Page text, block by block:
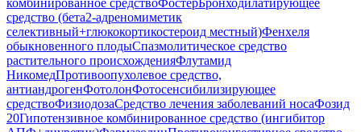
комбинированное средствоФостерБронходилатирующее
средство (бета2-адреномиметик
селективный+глюкокортикостероид местный)Фенхеля
обыкновенного плодыСпазмолитическое средство
растительного происхожденияФлутамид
НикомедПротивоопухолевое средство,
антиандрогенФотолонФотосенсибилизирующее
средствоФизиодозаСредство лечения заболеваний носаФозид
20Гипотензивное комбинированное средство (ингибитор